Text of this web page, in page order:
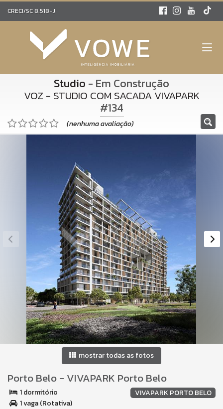
CRECI/SC 8.518-J
Studio - Em Construção
VOZ - STUDIO COM SACADA VIVAPARK
#134
(nenhuma avaliação)
mostrar todas as fotos
Porto Belo- VIVAPARK Porto Belo
VIVAPARK PORTO BELO
1 dormitório
1 vaga (Rotativa)